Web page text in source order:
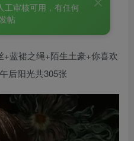
工审核可用，有任何
发帖
蓝裙之绳+陌生土豪+你喜欢
后阳光共305张